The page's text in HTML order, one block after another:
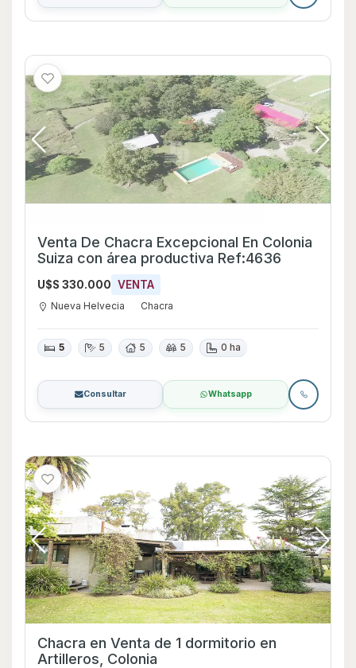
Venta De Chacra Excepcional En Colonia
Suiza con área productiva Ref:4636
U$S 330.000 VENTA
Nueva Helvecia Chacra
5 5 5 5 0 ha
Consultar Whatsapp
Chacra en Venta de 1 dormitorio en
Artilleros, Colonia